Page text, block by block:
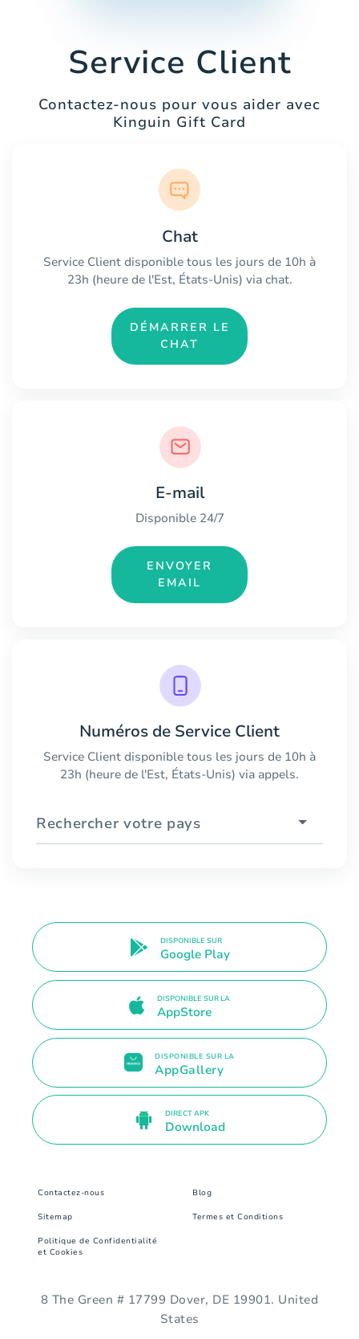
Service Client
Contactez-nous pour vous aider avec
Kinguin Gift Card
Chat
Service Client disponible tous les jours de 10h à
23h (heure de l'Est, États-Unis) via chat.
DÉMARRER LE
CHAT
E-mail
Disponible 24/7
ENVOYER
EMAIL
Numéros de Service Client
Service Client disponible tous les jours de 10h à
23h (heure de l'Est, États-Unis) via appels.
Rechercher votre pays
DISPONIBLE SUR
Google Play
DISPONIBLE SUR LA
AppStore
DISPONIBLE SUR LA
AppGallery
DIRECT APK
Download
Contactez-nous Blog
Sitemap Termes et Conditions
Politique de Confidentialité
et Cookies
8 The Green # 17799 Dover, DE 19901. United
States